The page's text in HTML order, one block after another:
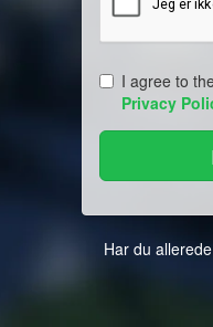
I agree to
Privacy
Har du